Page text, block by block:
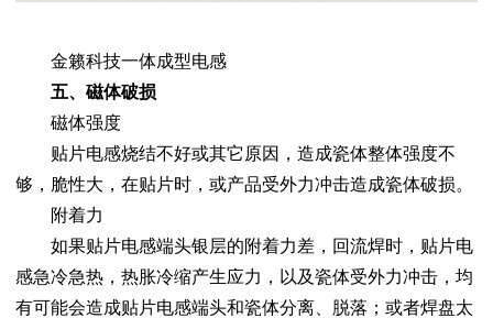
金籁科技一体成型电感
五、磁体破损
磁体强度
贴片电感烧结不好或其它原因，造成瓷体整体强度不
够，脆性大，在贴片时，或产品受外力冲击造成瓷体破损。
附着力
如果贴片电感端头银层的附着力差，回流焊时，贴片电
感急冷急热，热胀冷缩产生应力，以及瓷体受外力冲击，均
有可能会造成贴片电感端头和瓷体分离、脱落；或者焊盘太